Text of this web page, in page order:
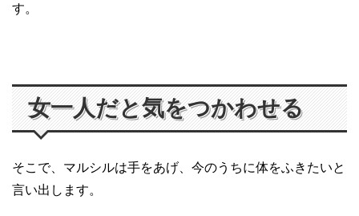
す。
女一人だと気をつかわせる
そこで、マルシルは手をあげ、今のうちに体をふきたいと
言い出します。